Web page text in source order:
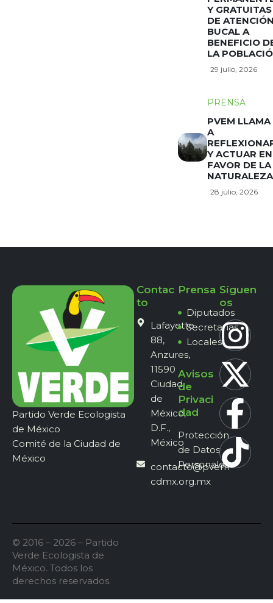
Y GRATUITAS
DE
BUCAL A
BENEFICIO
LA
29 julio, 2026
PRENSA
PVEM LLAMA
A
Y ACTUAR EN
FAVOR DE LA
NATURALEZA
28 julio, 2026
Partido Verde Ecologista
de México
Comité de la Ciudad de
México
Contac
to
Lafayette
88,
Anzures,
11590
Ciudad
de
México,
D.F.,
México
contacto@pvem-
cdmx.org.mx
Prensa
Diputados
Secretarías
Locales
Avisos
de
Privaci
dad
Protección
de Datos
Personales
Síguen
os
© 2016 – 2026 – Partido
Verde Ecologista de
México. Todos los
derechos reservados.